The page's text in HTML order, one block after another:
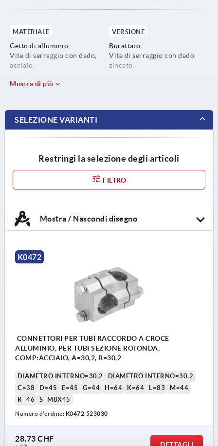
MATERIALE
Getto di alluminio.
Vite di serraggio con dado,
acciaio.
VERSIONE
Burattato.
Vite di serraggio con dado
zincato.
Mostra di più
SELEZIONE VARIANTI
Restringi la selezione degli articoli
FILTRO
Mostra / Nascondi disegno
K0472
CONNETTORI PER TUBI RACCORDO A CROCE
ALLUMINIO, PER TUBI SEZIONE ROTONDA,
COMP:ACCIAIO, A=30,2, B=30,2
DIAMETRO INTERNO=30,2
DIAMETRO INTERNO=30,2
C=38
D=45 E=45 G=44 H=64 K=64 L=83
M=44
R=46
S=M8X45
Numero d’ordine: K0472.523030
28,73 CHF